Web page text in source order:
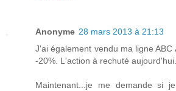
Anonyme 28 mars 2013 à 21:13
J'ai également vendu ma ligne
-20%. L'action à rechuté aujourd'hui...
Maintenant...je me demande si